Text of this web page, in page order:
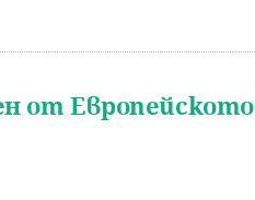
от Европейското